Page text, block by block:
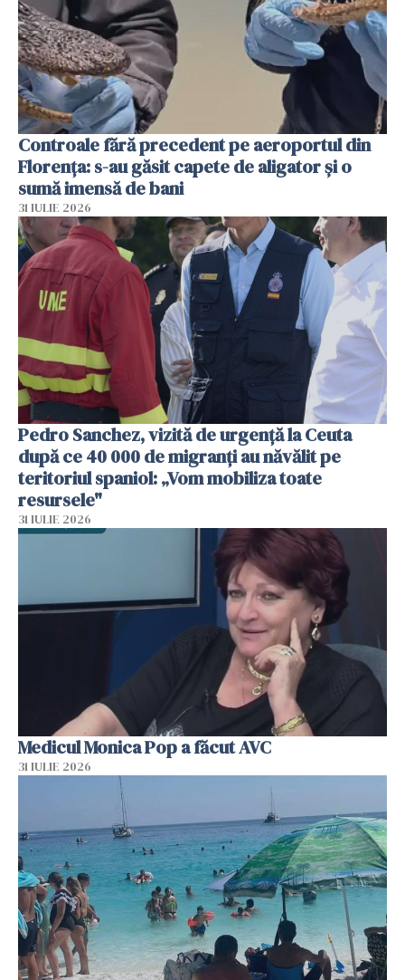
Controale fără precedent pe aeroportul din
Florența: s-au găsit capete de aligator și o
sumă imensă de bani
31 IULIE 2026
Pedro Sanchez, vizită de urgență la Ceuta
după ce 40 000 de migranți au năvălit pe
teritoriul spaniol: „Vom mobiliza toate
resursele"
31 IULIE 2026
Medicul Monica Pop a făcut AVC
31 IULIE 2026